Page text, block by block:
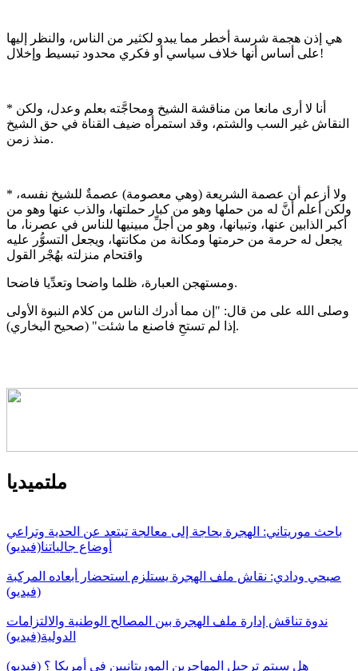
هي إذن هجمة شرسة أخطر مما يبدو لكثير من الناس، والنظر إليها
على أساس أنها خلاف سياسي أو فكري محدود تبسيط وإخلال!
* أنا لا أرى مانعا من مناقشة الشيخ ومحاجَّته بعلم وعدل، ولكن
النقاش غير السب والشتم، وقد استمرأه ضيف القناة في حق الشيخ
منذ زمن.
* ولا أزعم أن عصمة الشريعة (وهي معصومة) عصمةٌ للشيخ نفسه،
ولكن أعلم أنَّ له من حملها وهو من كبار حملتها، والذب عنها وهو من
أكبر الذابين عنها، وتبيانها، وهو من أجلِّ مبينيها للناس في عصرنا، ما
يجعل له حرمة من حرمتها ومكانة من مكانتها، ويجعل التسوُّر عليه
ومستهجن العبارة، ظلما واضحا وتعدِّيا فاضحا.
وصلى الله على من قال: "إن مما أدرك الناس من كلام النبوة الأولى
إذا لم تستحِ فاصنع ما شئت" (صحيح البخاري).
ملتميديا
باحث موريتاني: الهجرة بحاجة إلى معالجة تبتعد عن الحدية وتراعي
أوضاع جالياتنا(فيديو)
صبحي ودادي: نقاش ملف الهجرة يستلزم استحضار أبعاده المركبة
(فيديو)
ندوة تناقش إدارة ملف الهجرة بين المصالح الوطنية والالتزامات
الدولية(فيديو)
هل سيتم ترحيل المهاجرين الموريتانيين في أمريكا ؟ (فيديو)